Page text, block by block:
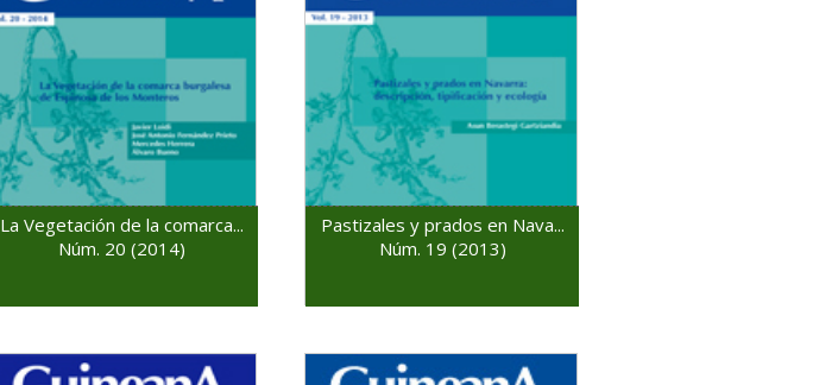
La Vegetación de la comarca...
Núm. 20 (2014)
Pastizales y prados en Nava...
Núm. 19 (2013)